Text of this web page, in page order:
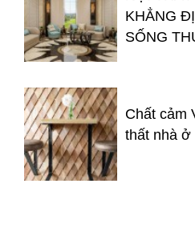
KHẲNG
SỐNG
Chất cảm
thất nhà ở